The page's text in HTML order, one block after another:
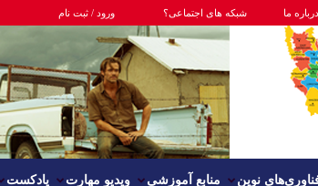
ورود / ثبت نام شبکه های اجتماعی؟ درباره ما
نوین منابع آموزشی ویدیو مهارت پادکست